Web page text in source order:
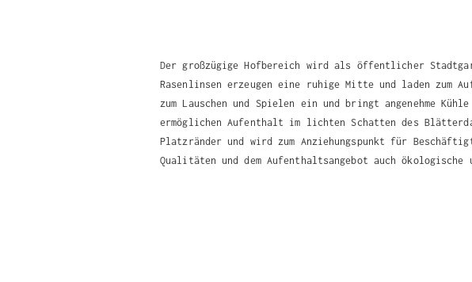
Der großzügige Hofbereich wird als öffentlicher
Rasenlinsen erzeugen eine ruhige Mitte und laden zum
zum Lauschen und Spielen ein und bringt angenehme
ermöglichen Aufenthalt im lichten Schatten des
Platzränder und wird zum Anziehungspunkt für
Qualitäten und dem Aufenthaltsangebot auch ökologische